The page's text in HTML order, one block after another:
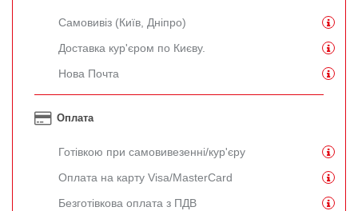
Самовивіз (Київ, Дніпро)
Доставка кур'єром по Києву.
Нова Почта
Оплата
Готівкою при самовивезенні/кур'єру
Оплата на карту Visa/MasterCard
Безготівкова оплата з ПДВ